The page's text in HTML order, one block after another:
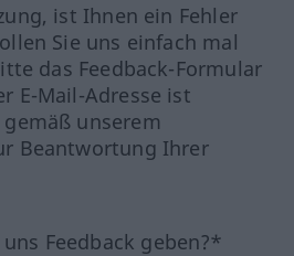
ist Ihnen ein Fehler
Sie uns einfach mal
das Feedback-Formular
E-Mail-Adresse ist
unserem
Beantwortung Ihrer
Feedback geben?*